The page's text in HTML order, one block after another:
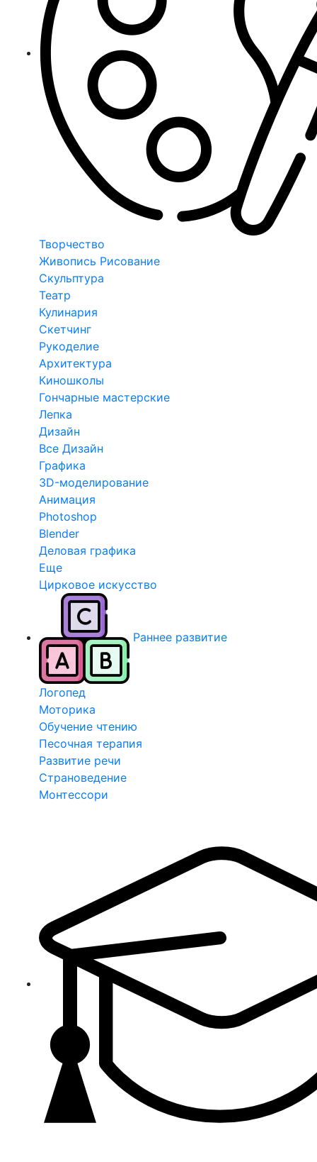
Творчество
Живопись Рисование
Скульптура
Театр
Кулинария
Скетчинг
Рукоделие
Архитектура
Киношколы
Гончарные мастерские
Лепка
Дизайн
Все Дизайн
Графика
3D-моделирование
Анимация
Photoshop
Blender
Деловая графика
Еще
Цирковое искусство
Раннее развитие
Логопед
Моторика
Обучение чтению
Песочная терапия
Развитие речи
Страноведение
Монтессори